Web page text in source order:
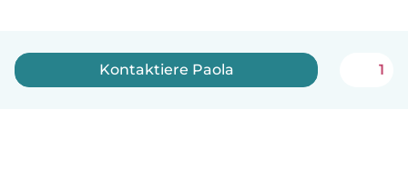
Kontaktiere Paola 1